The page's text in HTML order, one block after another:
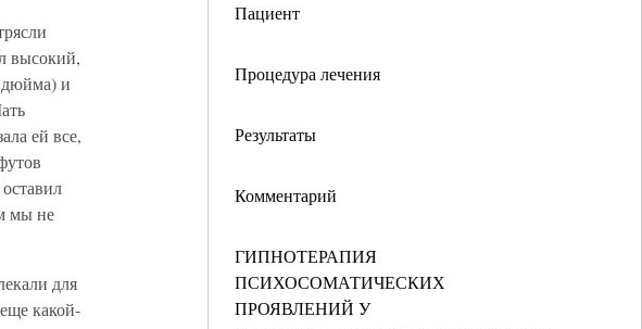
Пациент
Процедура лечения
Результаты
Комментарий
ГИПНОТЕРАПИЯ
ПСИХОСОМАТИЧЕСКИХ
ПРОЯВЛЕНИЙ У
высокий,
дюйма) и
ей все,
мы не
для
какой-